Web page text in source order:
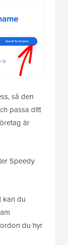
så den
passa ditt
är
Speedy
kan du
du hyr